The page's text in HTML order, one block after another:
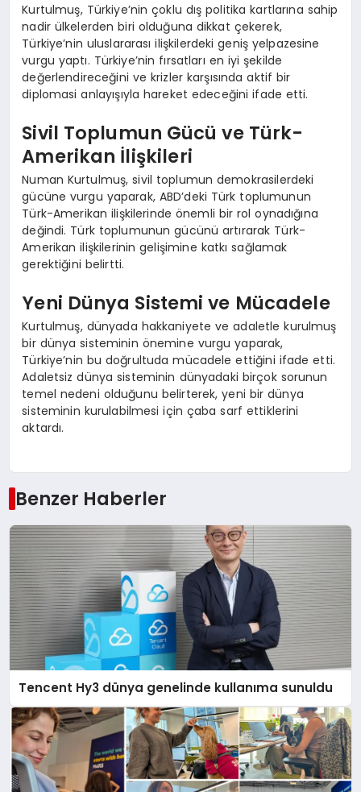
Kurtulmuş, Türkiye’nin çoklu dış politika kartlarına sahip
nadir ülkelerden biri olduğuna dikkat çekerek,
Türkiye’nin uluslararası ilişkilerdeki geniş yelpazesine
vurgu yaptı. Türkiye’nin fırsatları en iyi şekilde
değerlendireceğini ve krizler karşısında aktif bir
diplomasi anlayışıyla hareket edeceğini ifade etti.
Sivil Toplumun Gücü ve Türk-
Amerikan İlişkileri
Numan Kurtulmuş, sivil toplumun demokrasilerdeki
gücüne vurgu yaparak, ABD’deki Türk toplumunun
Türk-Amerikan ilişkilerinde önemli bir rol oynadığına
değindi. Türk toplumunun gücünü artırarak Türk-
Amerikan ilişkilerinin gelişimine katkı sağlamak
gerektiğini belirtti.
Yeni Dünya Sistemi ve Mücadele
Kurtulmuş, dünyada hakkaniyete ve adaletle kurulmuş
bir dünya sisteminin önemine vurgu yaparak,
Türkiye’nin bu doğrultuda mücadele ettiğini ifade etti.
Adaletsiz dünya sisteminin dünyadaki birçok sorunun
temel nedeni olduğunu belirterek, yeni bir dünya
sisteminin kurulabilmesi için çaba sarf ettiklerini
aktardı.
Benzer Haberler
Tencent Hy3 dünya genelinde kullanıma sunuldu